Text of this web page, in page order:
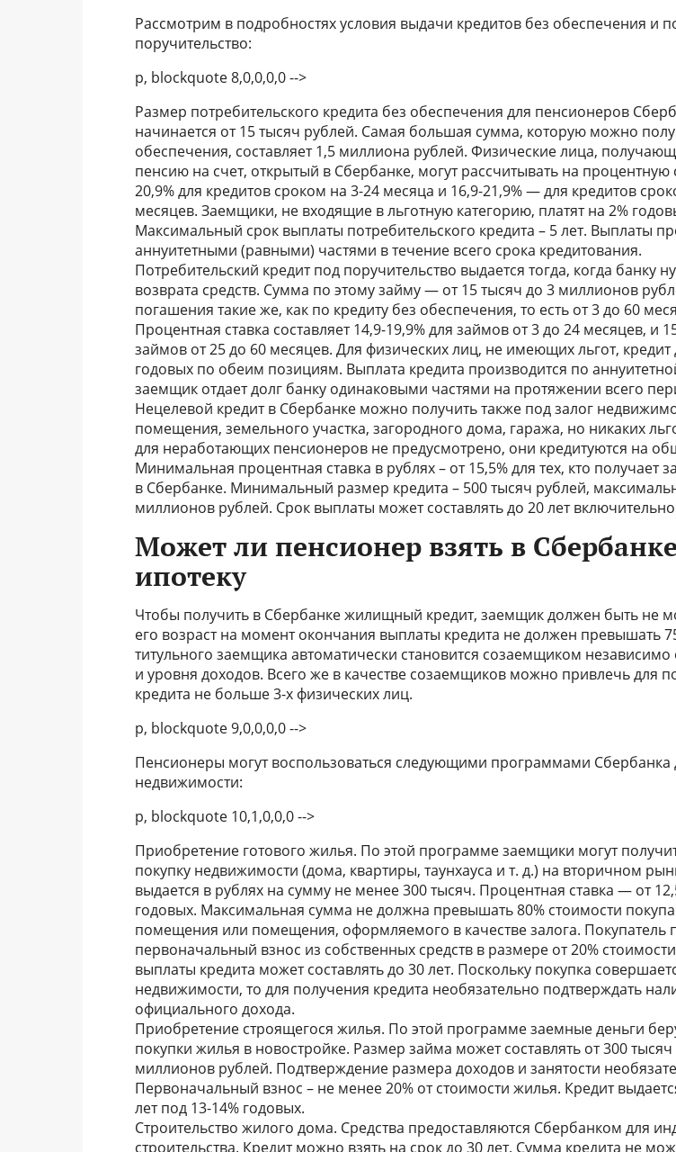
Рассмотрим в подробностях условия выдачи кредитов без обеспечения и
поручительство:
p, blockquote 8,0,0,0,0 -->
Размер потребительского кредита без обеспечения для пенсионеров
начинается от 15 тысяч рублей. Самая большая сумма, которую можно
обеспечения, составляет 1,5 миллиона рублей. Физические лица,
пенсию на счет, открытый в Сбербанке, могут рассчитывать на процентную
20,9% для кредитов сроком на 3-24 месяца и 16,9-21,9% — для кредитов
месяцев. Заемщики, не входящие в льготную категорию, платят на 2%
Максимальный срок выплаты потребительского кредита – 5 лет. Выплаты
аннуитетными (равными) частями в течение всего срока кредитования.
Потребительский кредит под поручительство выдается тогда, когда банку
возврата средств. Сумма по этому займу — от 15 тысяч до 3 миллионов
погашения такие же, как по кредиту без обеспечения, то есть от 3 до 60
Процентная ставка составляет 14,9-19,9% для займов от 3 до 24 месяцев, и
займов от 25 до 60 месяцев. Для физических лиц, не имеющих льгот,
годовых по обеим позициям. Выплата кредита производится по
заемщик отдает долг банку одинаковыми частями на протяжении всего
Нецелевой кредит в Сбербанке можно получить также под залог
помещения, земельного участка, загородного дома, гаража, но никаких
для неработающих пенсионеров не предусмотрено, они кредитуются на
Минимальная процентная ставка в рублях – от 15,5% для тех, кто получает
в Сбербанке. Минимальный размер кредита – 500 тысяч рублей,
миллионов рублей. Срок выплаты может составлять до 20 лет
Может ли пенсионер взять в Сбербанке
ипотеку
Чтобы получить в Сбербанке жилищный кредит, заемщик должен быть не
его возраст на момент окончания выплаты кредита не должен превышать
титульного заемщика автоматически становится созаемщиком независимо
и уровня доходов. Всего же в качестве созаемщиков можно привлечь для
кредита не больше 3-х физических лиц.
p, blockquote 9,0,0,0,0 -->
Пенсионеры могут воспользоваться следующими программами Сбербанка
недвижимости:
p, blockquote 10,1,0,0,0 -->
Приобретение готового жилья. По этой программе заемщики могут
покупку недвижимости (дома, квартиры, таунхауса и т. д.) на вторичном
выдается в рублях на сумму не менее 300 тысяч. Процентная ставка — от
годовых. Максимальная сумма не должна превышать 80% стоимости
помещения или помещения, оформляемого в качестве залога. Покупатель
первоначальный взнос из собственных средств в размере от 20%
выплаты кредита может составлять до 30 лет. Поскольку покупка
недвижимости, то для получения кредита необязательно подтверждать
официального дохода.
Приобретение строящегося жилья. По этой программе заемные деньги
покупки жилья в новостройке. Размер займа может составлять от 300
миллионов рублей. Подтверждение размера доходов и занятости
Первоначальный взнос – не менее 20% от стоимости жилья. Кредит
лет под 13-14% годовых.
Строительство жилого дома. Средства предоставляются Сбербанком для
строительства. Кредит можно взять на срок до 30 лет. Сумма кредита не